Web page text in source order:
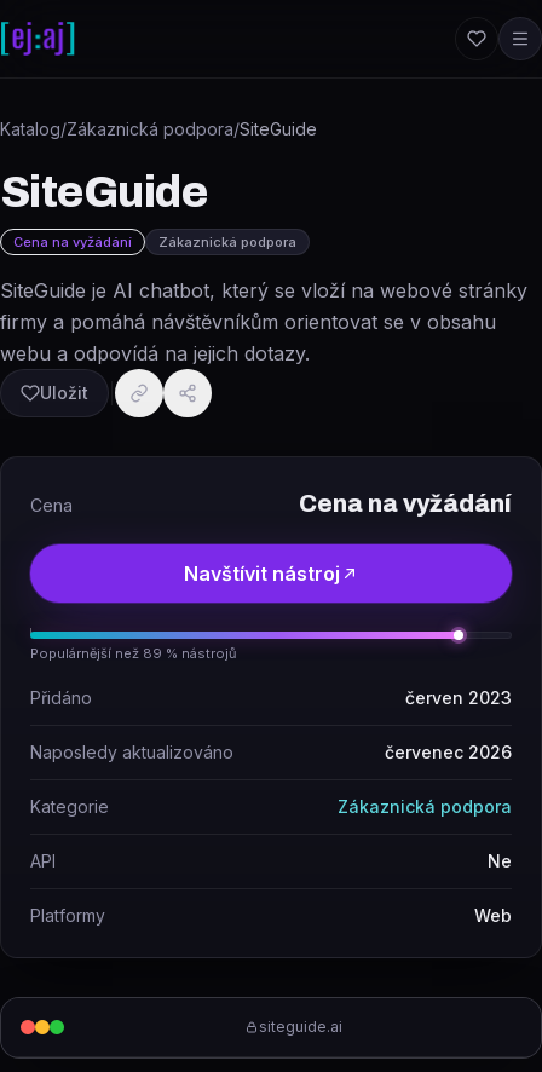
Katalog/Zákaznická podpora/SiteGuide
SiteGuide
Cena na vyžádání Zákaznická podpora
SiteGuide je AI chatbot, který se vloží na webové stránky
firmy a pomáhá návštěvníkům orientovat se v obsahu
webu a odpovídá na jejich dotazy.
Uložit
siteguide.ai
Cena Cena na vyžádání
Navštívit nástroj
Populárnější než 89 % nástrojů
Přidáno červen 2023
Naposledy aktualizováno červenec 2026
Kategorie Zákaznická podpora
API Ne
Platformy Web